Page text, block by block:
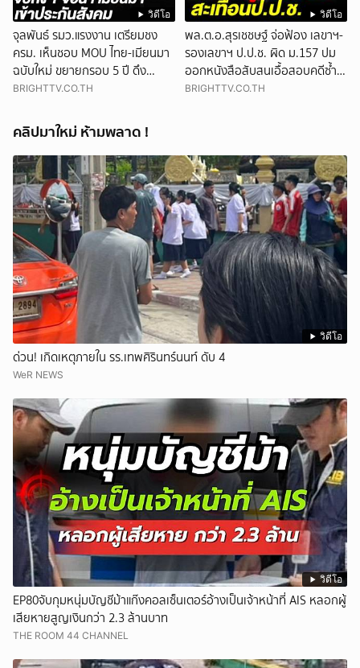
วิดีโอ
จุลพันธ์ รมว.แรงงาน เตรียมชง
ครม. เห็นชอบ MOU ไทย-เมียนมา
ฉบับใหม่ ขยายกรอบ 5 ปี ดึง
แรงงานเข้าระบบ
BRIGHTTV.CO.TH
วิดีโอ
พล.ต.อ.สุรเชชษฐ์ จ่อฟ้อง เลขาฯ-
รองเลขาฯ ป.ป.ช. ผิด ม.157 ปม
ออกหนังสือสับสนเอื้อสอบคดีซ้ำ
ซ้อน
BRIGHTTV.CO.TH
คลิปมาใหม่ ห้ามพลาด !
วิดีโอ
ด่วน! เกิดเหตุภายใน รร.เทพศิรินทร์นนท์ ดับ 4
WeR NEWS
วิดีโอ
EP80จับกุมหนุ่มบัญชีม้าแก๊งคอลเซ็นเตอร์อ้างเป็นเจ้าหน้าที่ AIS หลอกผู้
เสียหายสูญเงินกว่า 2.3 ล้านบาท
THE ROOM 44 CHANNEL